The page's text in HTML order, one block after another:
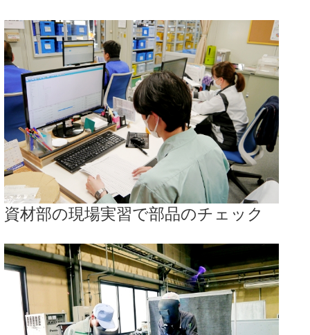
資材部の現場実習で部品のチェック